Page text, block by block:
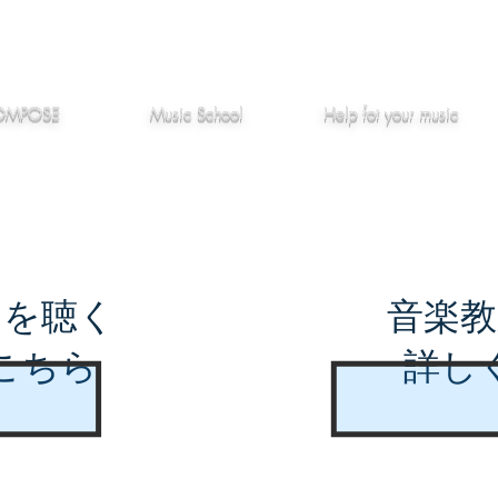
Music School Helpfot your music
聴く
ちら
音楽
詳し